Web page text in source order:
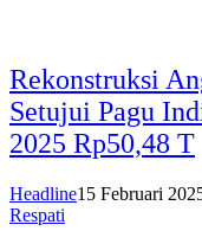
Rekonstruksi
Setujui Pagu
2025 Rp50,48 T
Headline15 Februari
Respati